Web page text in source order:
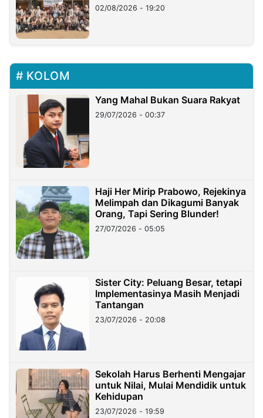
02/08/2026 - 19:20
KOLOM
Yang Mahal Bukan Suara Rakyat
29/07/2026 - 00:37
Haji Her Mirip Prabowo, Rejekinya
Melimpah dan Dikagumi Banyak
Orang, Tapi Sering Blunder!
27/07/2026 - 05:05
Sister City: Peluang Besar, tetapi
Implementasinya Masih Menjadi
Tantangan
23/07/2026 - 20:08
Sekolah Harus Berhenti Mengajar
untuk Nilai, Mulai Mendidik untuk
Kehidupan
23/07/2026 - 19:59